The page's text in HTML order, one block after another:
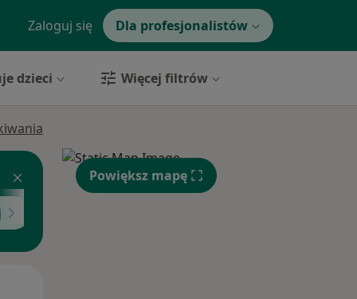
Zaloguj się Dla profesjonalistów
dzieci Więcej filtrów
Powiększ mapę